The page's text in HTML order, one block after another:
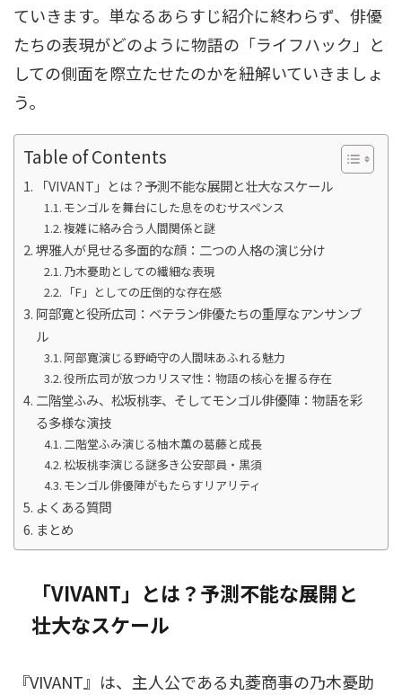
ていきます。単なるあらすじ紹介に終わらず、俳優
たちの表現がどのように物語の「ライフハック」と
しての側面を際立たせたのかを紐解いていきましょ
う。
Table of Contents
「VIVANT」とは？予測不能な展開と壮大なスケール
モンゴルを舞台にした息をのむサスペンス
複雑に絡み合う人間関係と謎
堺雅人が見せる多面的な顔：二つの人格の演じ分け
乃木憂助としての繊細な表現
「F」としての圧倒的な存在感
阿部寛と役所広司：ベテラン俳優たちの重厚なアンサンブ
ル
阿部寛演じる野崎守の人間味あふれる魅力
役所広司が放つカリスマ性：物語の核心を握る存在
二階堂ふみ、松坂桃李、そしてモンゴル俳優陣：物語を彩
る多様な演技
二階堂ふみ演じる柚木薫の葛藤と成長
松坂桃李演じる謎多き公安部員・黒須
モンゴル俳優陣がもたらすリアリティ
よくある質問
まとめ
「VIVANT」とは？予測不能な展開と
壮大なスケール
『VIVANT』は、主人公である丸菱商事の乃木憂助